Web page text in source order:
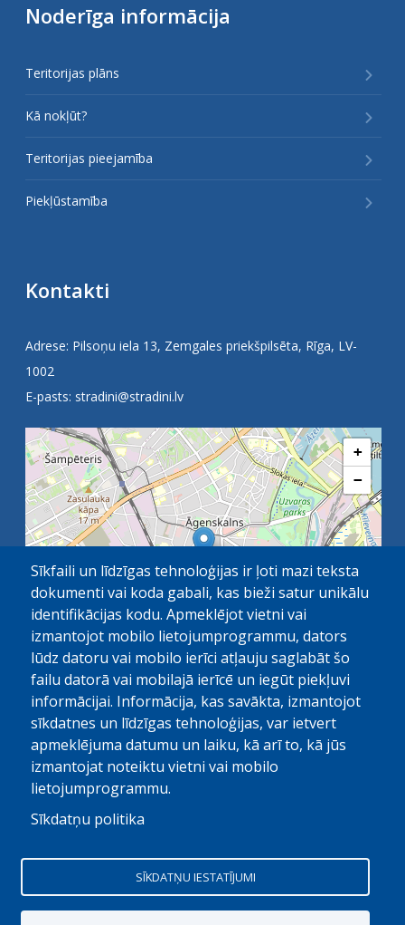
Noderīga informācija
Teritorijas plāns
Kā nokļūt?
Teritorijas pieejamība
Piekļūstamība
Kontakti
Adrese: Pilsoņu iela 13, Zemgales priekšpilsēta, Rīga, LV-
1002
E-pasts: stradini@stradini.lv
+
−
1 km OpenStreetMap contributors
Visas tiesības aizsargātas. Pārpublicēšanas gadijumā atsauce
Sīkfaili un līdzīgas tehnoloģijas ir ļoti mazi teksta
dokumenti vai koda gabali, kas bieži satur unikālu
identifikācijas kodu. Apmeklējot vietni vai
izmantojot mobilo lietojumprogrammu, dators
lūdz datoru vai mobilo ierīci atļauju saglabāt šo
failu datorā vai mobilajā ierīcē un iegūt piekļuvi
informācijai. Informācija, kas savākta, izmantojot
sīkdatnes un līdzīgas tehnoloģijas, var ietvert
apmeklējuma datumu un laiku, kā arī to, kā jūs
izmantojat noteiktu vietni vai mobilo
lietojumprogrammu.
Sīkdatņu politika
SĪKDATŅU IESTATĪJUMI